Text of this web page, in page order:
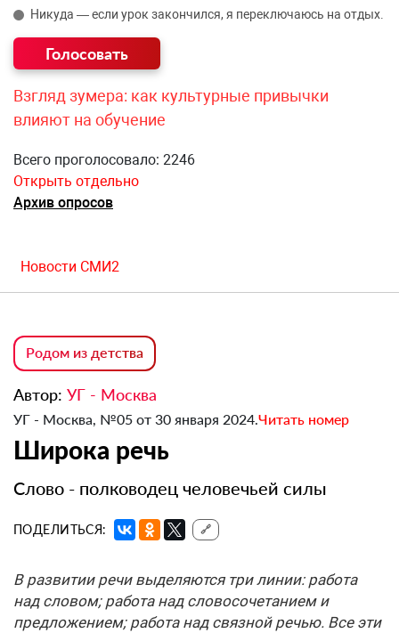
Никуда — если урок закончился, я переключаюсь на отдых.
Взгляд зумера: как культурные привычки
влияют на обучение
Всего проголосовало: 2246
Открыть отдельно
Архив опросов
Новости СМИ2
Родом из детства
Автор: УГ - Москва
УГ - Москва, №05 от 30 января 2024.Читать номер
Широка речь
Слово - полководец человечьей силы
ПОДЕЛИТЬСЯ: 🔗
В развитии речи выделяются три линии: работа
над словом; работа над словосочетанием и
предложением; работа над связной речью. Все эти